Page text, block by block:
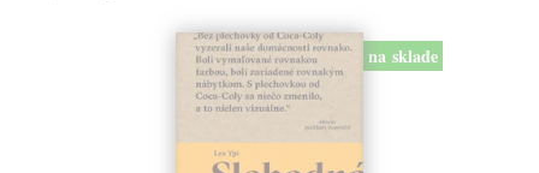
na sklade